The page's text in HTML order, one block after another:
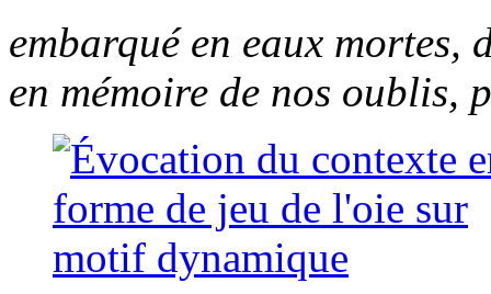
embarqué en eaux mortes,
en mémoire de nos oublis,